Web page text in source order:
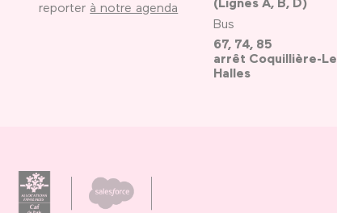
reporter à notre agenda
Bus
67, 74, 85
arrêt Coquillière-
Halles